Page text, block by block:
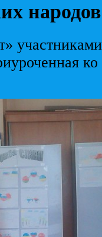
народов